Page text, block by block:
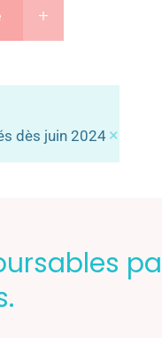
dès juin 2024 ×